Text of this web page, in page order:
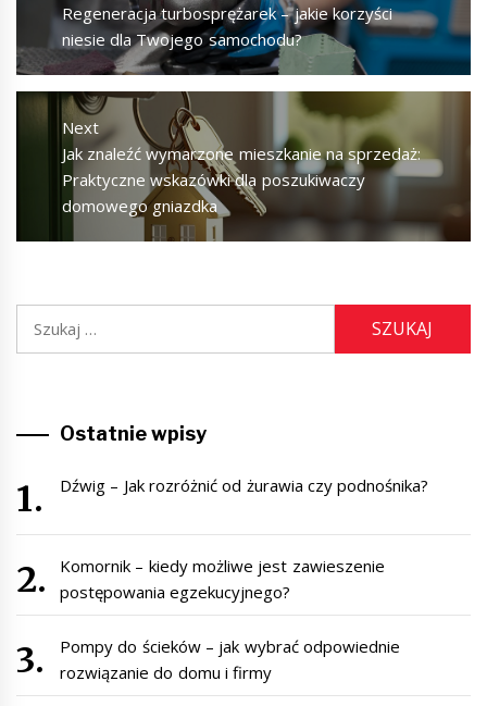
Previous
post:
Regeneracja turbosprężarek – jakie korzyści
niesie dla Twojego samochodu?
Next
Next
post:
Jak znaleźć wymarzone mieszkanie na sprzedaż:
Praktyczne wskazówki dla poszukiwaczy
domowego gniazdka
Ostatnie wpisy
Dźwig – Jak rozróżnić od żurawia czy podnośnika?
Komornik – kiedy możliwe jest zawieszenie
postępowania egzekucyjnego?
Pompy do ścieków – jak wybrać odpowiednie
rozwiązanie do domu i firmy